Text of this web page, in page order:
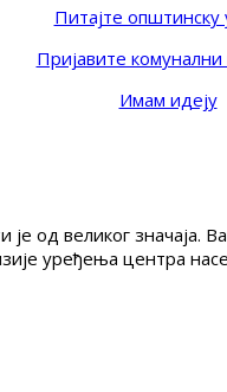
Питајте општинску
Пријавите
Имам идеју
од великог
уређења центра